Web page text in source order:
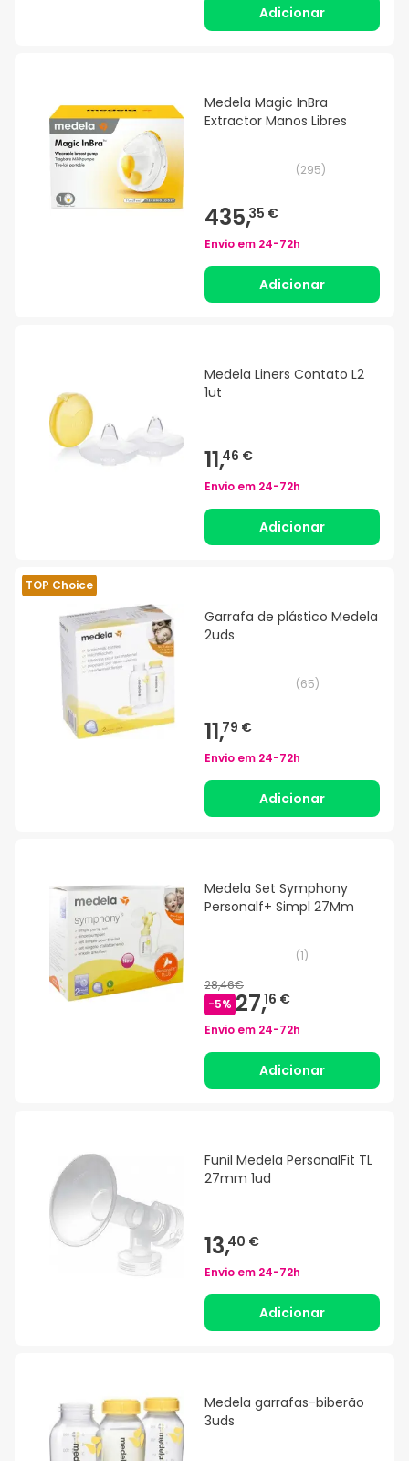
Adicionar
Medela Magic InBra
Extractor Manos Libres
(295)
435,35 €
Envio em 24-72h
Adicionar
Medela Liners Contato L2
1ut
11,46 €
Envio em 24-72h
Adicionar
TOP Choice
Garrafa de plástico Medela
2uds
(65)
11,79 €
Envio em 24-72h
Adicionar
Medela Set Symphony
Personalf+ Simpl 27Mm
(1)
28,46€
-5% 27,16 €
Envio em 24-72h
Adicionar
Funil Medela PersonalFit TL
27mm 1ud
13,40 €
Envio em 24-72h
Adicionar
Medela garrafas-biberão
3uds